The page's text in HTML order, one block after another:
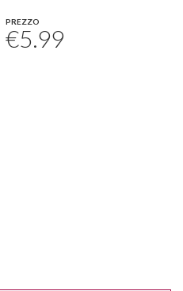
PREZZO
€5.99